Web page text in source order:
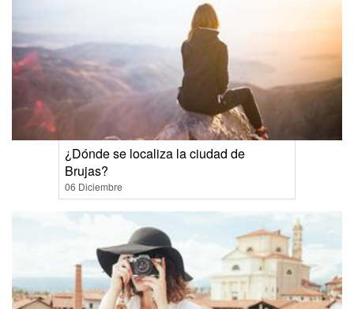
¿Dónde se localiza la ciudad de
Brujas?
06 Diciembre